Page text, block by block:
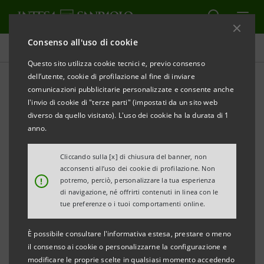
Consenso all'uso di cookie
Questo sito utilizza cookie tecnici e, previo consenso
dell’utente, cookie di profilazione al fine di inviare
comunicazioni pubblicitarie personalizzate e consente anche
l'invio di cookie di "terze parti" (impostati da un sito web
diverso da quello visitato). L'uso dei cookie ha la durata di 1
anno.
!
Cliccando sulla [x] di chiusura del banner, non
acconsenti all’uso dei cookie di profilazione. Non
potremo, perciò, personalizzare la tua esperienza
di navigazione, né offrirti contenuti in linea con le
tue preferenze o i tuoi comportamenti online.
È possibile consultare l'informativa estesa, prestare o meno
il consenso ai cookie o personalizzarne la configurazione e
modificare le proprie scelte in qualsiasi momento accedendo
Comunicati stampa
STAMPA AGGIORNA
COMUNICATO STAMPA
INTESA SANPAOLO PUBBLICA LA RELAZIONE
NON FINANZIARIA AL 30 GIUGNO 2019
Una delle pochissime banche al mondo a realizzare
volontariamente un documento infra-annuale
sulle proprie performance non finanziarie.
Torino, Milano, 30 settembre 2019 – Nel Piano d’Impresa